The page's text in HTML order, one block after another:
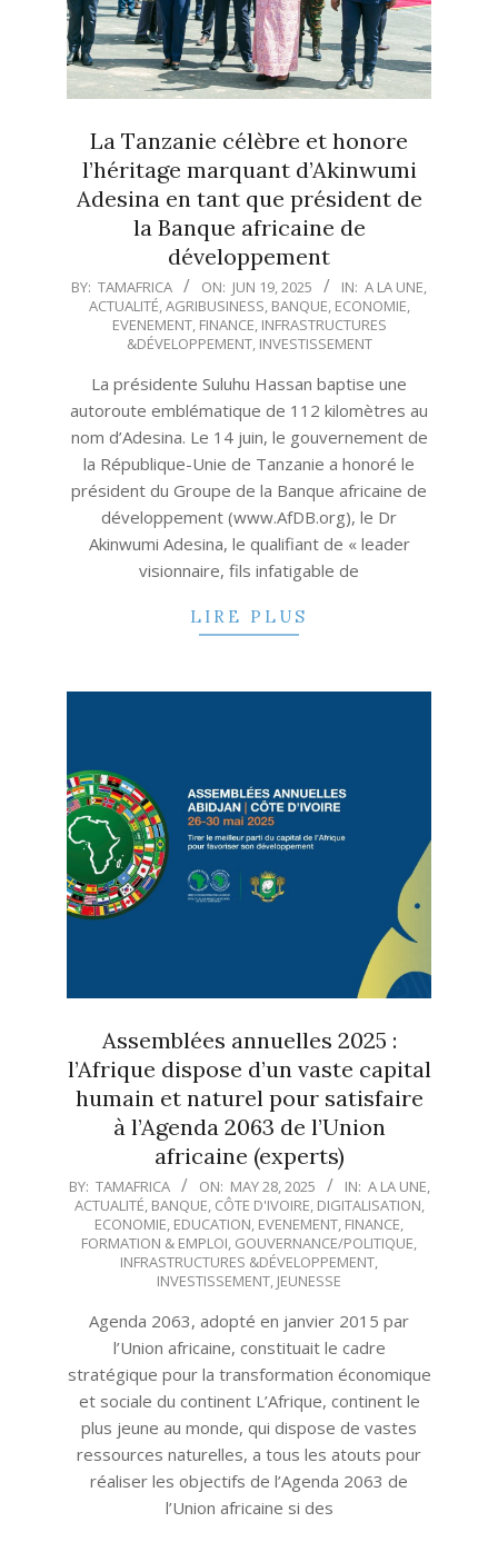
La Tanzanie célèbre et honore
l’héritage marquant d’Akinwumi
Adesina en tant que président de
la Banque africaine de
développement
2025-
06-
BY: TAMAFRICA ON: JUN 19, 2025 IN: A LA UNE,
ACTUALITÉ,AGRIBUSINESS, BANQUE, ECONOMIE,
EVENEMENT, FINANCE, INFRASTRUCTURES
&DÉVELOPPEMENT, INVESTISSEMENT
La présidente Suluhu Hassan baptise une
autoroute emblématique de 112 kilomètres au
nom d’Adesina. Le 14 juin, le gouvernement de
la République-Unie de Tanzanie a honoré le
président du Groupe de la Banque africaine de
développement (www.AfDB.org), le Dr
Akinwumi Adesina, le qualifiant de « leader
visionnaire, fils infatigable de
LIRE PLUS
Assemblées annuelles 2025 :
l’Afrique dispose d’un vaste capital
humain et naturel pour satisfaire
à l’Agenda 2063 de l’Union
africaine (experts)
2025-
05-
28
BY: TAMAFRICA ON: MAY 28, 2025 IN: A LA UNE,
ACTUALITÉ, BANQUE, CÔTE D'IVOIRE, DIGITALISATION,
ECONOMIE, EDUCATION, EVENEMENT, FINANCE,
FORMATION & EMPLOI, GOUVERNANCE/POLITIQUE,
INFRASTRUCTURES &DÉVELOPPEMENT,
INVESTISSEMENT, JEUNESSE
Agenda 2063, adopté en janvier 2015 par
l’Union africaine, constituait le cadre
stratégique pour la transformation économique
et sociale du continent L’Afrique, continent le
plus jeune au monde, qui dispose de vastes
ressources naturelles, a tous les atouts pour
réaliser les objectifs de l’Agenda 2063 de
l’Union africaine si des